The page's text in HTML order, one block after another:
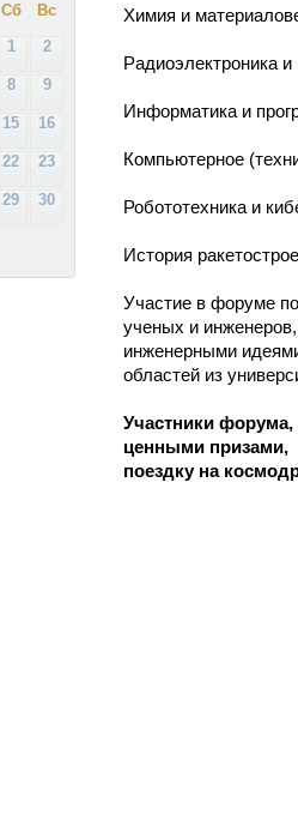
Химия и
Радиоэлектроника
Информатика и
Компьютерное
Робототехника и
История
Участие в форуме
ученых и
инженерными
областей из
Участники
ценными призами,
поездку на
Сб
Вс
1
2
8 9
15 16
22 23
29 30